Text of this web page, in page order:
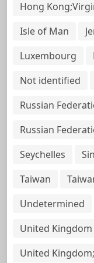
Hong
Isle of Man
Luxembourg
Not identified
Russian
Russian
Seychelles
Taiwan
Undetermined
United Kingdom
United